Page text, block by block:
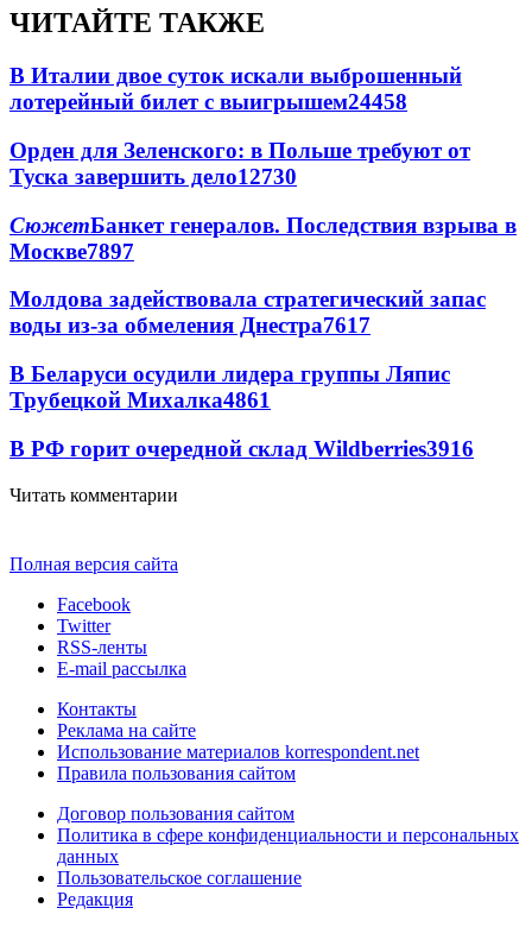
ЧИТАЙТЕ ТАКЖЕ
В Италии двое суток искали выброшенный
лотерейный билет с выигрышем24458
Орден для Зеленского: в Польше требуют от
Туска завершить дело12730
СюжетБанкет генералов. Последствия взрыва в
Москве7897
Молдова задействовала стратегический запас
воды из-за обмеления Днестра7617
В Беларуси осудили лидера группы Ляпис
Трубецкой Михалка4861
В РФ горит очередной склад Wildberries3916
Читать комментарии
Полная версия сайта
Facebook
Twitter
RSS-ленты
E-mail рассылка
Контакты
Реклама на сайте
Использование материалов korrespondent.net
Правила пользования сайтом
Договор пользования сайтом
Политика в сфере конфиденциальности и персональных
данных
Пользовательское соглашение
Редакция